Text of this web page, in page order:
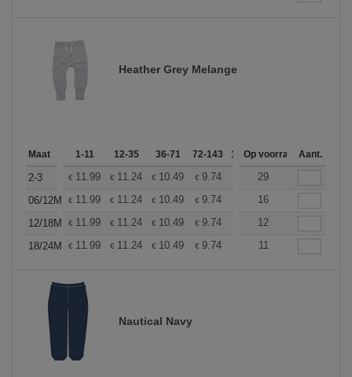
Heather Grey Melange
Maat 1-11 12-35 36-71 72-143 144-287 288 + Meer
Op voorraadAant.
2-3 € 11.99 € 11.24 € 10.49 € 9.74 8.9929
06/12M
€ 11.99 € 11.24 € 10.49 € 9.74 8.9916
12/18M
€ 11.99 € 11.24 € 10.49 € 9.74 8.9912
18/24M
€ 11.99 € 11.24 € 10.49 € 9.74 8.9911
Nautical Navy